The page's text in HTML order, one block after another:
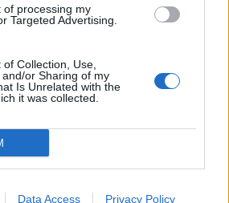
of processing my
Targeted Advertising.
Collection, Use,
or Sharing of my
Is Unrelated with the
it was collected.
Data Access Privacy Policy
%
Rörlig
000 kr
%
Obegr. Ja
0.7 %
1 000